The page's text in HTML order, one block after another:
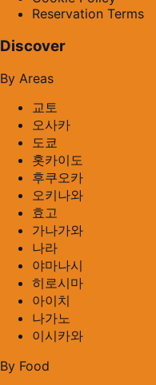
Reservation Terms
Discover
By Areas
교토
오사카
도쿄
홋카이도
후쿠오카
오키나와
효고
가나가와
나라
야마나시
히로시마
아이치
나가노
이시카와
By Food